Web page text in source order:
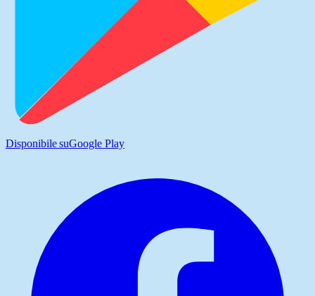
Disponibile suGoogle Play